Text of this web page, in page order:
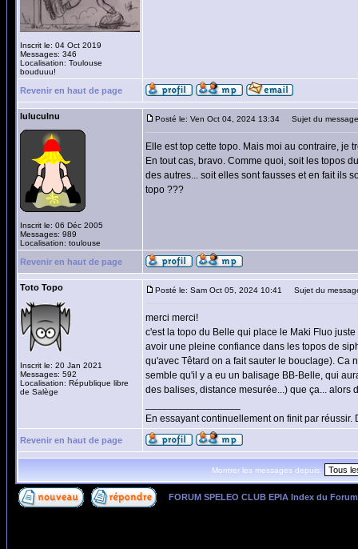
Inscrit le: 04 Oct 2019
Messages: 346
Localisation: Toulouse
bouduuu!
Revenir en haut de page
luluculnu
Inscrit le: 06 Déc 2005
Messages: 989
Localisation: toulouse
Posté le: Ven Oct 04, 2024 13:34 Sujet du
Elle est top cette topo. Mais moi au contraire, je
En tout cas, bravo. Comme quoi, soit les topos
des autres... soit elles sont fausses et en fait ils
topo ???
Revenir en haut de page
Toto Topo
Inscrit le: 20 Jan 2021
Messages: 592
Localisation: République libre
de Salège
Posté le: Sam Oct 05, 2024 10:41 Sujet du
merci merci!
c'est la topo du Belle qui place le Maki Fluo
avoir une pleine confiance dans les topos de
qu'avec Têtard on a fait sauter le bouclage). Ca
semble qu'il y a eu un balisage BB-Belle, qui
des balises, distance mesurée...) que ça... alors
En essayant continuellement on finit par
Revenir en haut de page
Montrer les messages depuis:
FORUM SPELEO CLUB EPIA Index du Forum